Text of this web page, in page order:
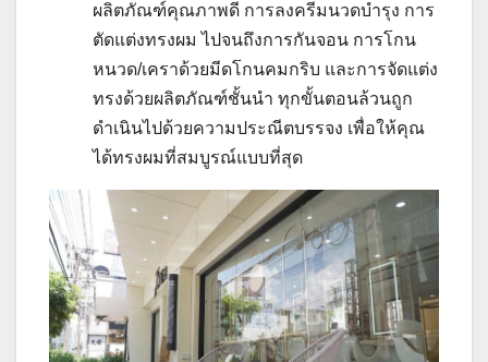
ผลิตภัณฑ์คุณภาพดี การลงครีมนวดบำรุง การ
ตัดแต่งทรงผม ไปจนถึงการกันจอน การโกน
หนวด/เคราด้วยมีดโกนคมกริบ และการจัดแต่ง
ทรงด้วยผลิตภัณฑ์ชั้นนำ ทุกขั้นตอนล้วนถูก
ดำเนินไปด้วยความประณีตบรรจง เพื่อให้คุณ
ได้ทรงผมที่สมบูรณ์แบบที่สุด